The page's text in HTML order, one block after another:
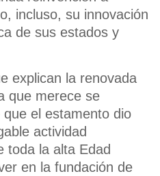
incluso, su innovación
de sus estados y
explican la renovada
que merece se
el estamento dio
actividad
toda la alta Edad
en la fundación de